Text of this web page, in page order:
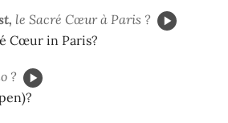
le Sacré Cœur à Paris ?
Cœur in Paris?
?